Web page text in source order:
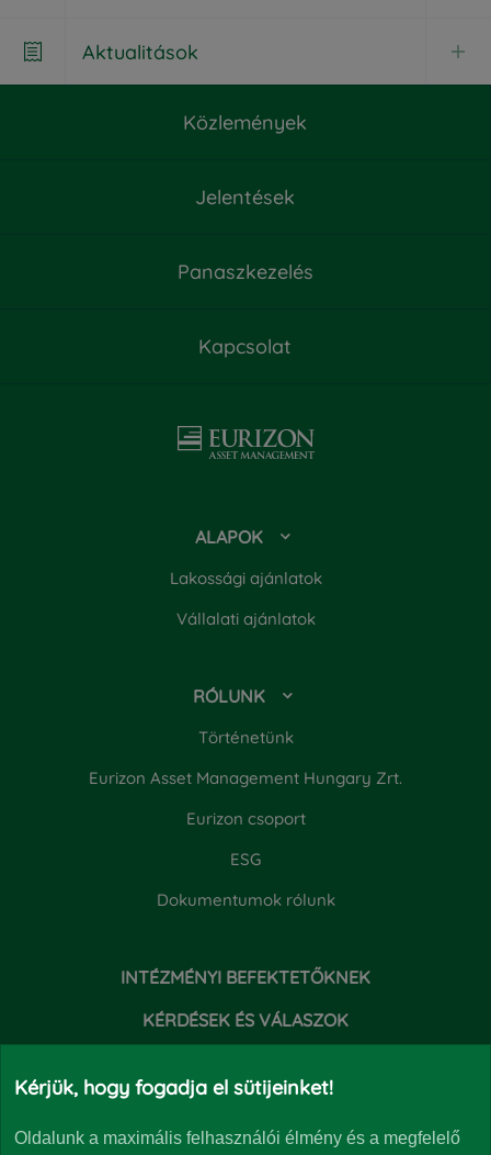
Dokumentumok
Kiemelt információkat tartalmazó dokumentum
Tájékoztató és Kezelési Szabályzat
 Aktualitások
Aktualitások
Negyedéves körkép 2023. március
Negyedéves körkép 2023. szeptember
Közlemények
Jelentések
Panaszkezelés
Kapcsolat
ALAPOK
Lakossági ajánlatok
Vállalati ajánlatok
RÓLUNK
Történetünk
Eurizon Asset Management Hungary Zrt.
Eurizon csoport
ESG
Dokumentumok rólunk
INTÉZMÉNYI BEFEKTETŐKNEK
KÉRDÉSEK ÉS VÁLASZOK
Kérjük, hogy fogadja el sütijeinket!
Oldalunk a maximális felhasználói élmény és a megfelelő